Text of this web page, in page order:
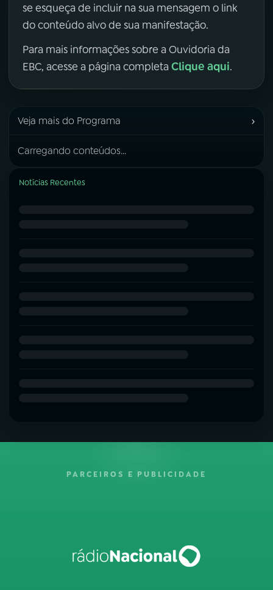
se esqueça de incluir na sua mensagem o link
do conteúdo alvo de sua manifestação.
Para mais informações sobre a Ouvidoria da
EBC, acesse a página completa Clique aqui.
Veja mais do Programa ›
Carregando conteúdos...
Notícias Recentes
PARCEIROS E PUBLICIDADE